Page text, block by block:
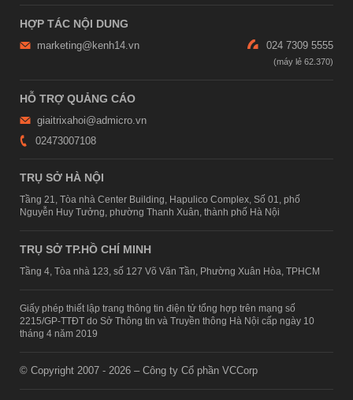
HỢP TÁC NỘI DUNG
marketing@kenh14.vn 024 7309 5555
HỖ TRỢ QUẢNG CÁO
giaitrixahoi@admicro.vn
02473007108
TRỤ SỞ HÀ NỘI
Tầng 21, Tòa nhà Center Building, Hapulico Complex, Số 01, phố
Nguyễn Huy Tưởng, phường Thanh Xuân, thành phố Hà Nội
TRỤ SỞ TP.HỒ CHÍ MINH
Tầng 4, Tòa nhà 123, số 127 Võ Văn Tần, Phường Xuân Hòa, TPHCM
Giấy phép thiết lập trang thông tin điện tử tổng hợp trên mạng số
2215/GP-TTĐT do Sở Thông tin và Truyền thông Hà Nội cấp ngày 10
tháng 4 năm 2019
© Copyright 2007 - 2026 – Công ty Cổ phần VCCorp